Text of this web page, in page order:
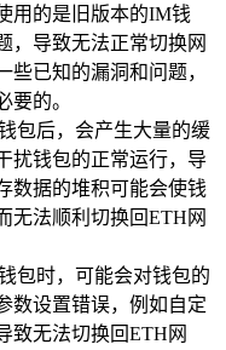
用的是旧版本的IM钱
，导致无法正常切换网
已知的漏洞和问题，
要的。
包后，会产生大量的缓
扰钱包的正常运行，导
数据的堆积可能会使钱
无法顺利切换回ETH网
包时，可能会对钱包的
数设置错误，例如自定
致无法切换回ETH网